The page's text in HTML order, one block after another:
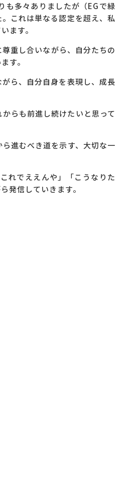
も多々ありましたが（EGで緑
これは単なる認定を超え、私
ます。
重し合いながら、自分たちの
す。
ら、自分自身を表現し、成長
らも前進し続けたいと思って
進むべき道を示す、大切な一
れでええんや」「こうなりた
発信していきます。